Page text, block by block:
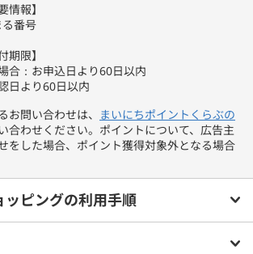
情報】
番号
期限】
合：お申込日より60日以内
日より60日以内
問い合わせは、
まいにちポイントくらぶの
合わせください。ポイントについて、広告主
をした場合、ポイント獲得対象外となる場合
ッピングの利用手順